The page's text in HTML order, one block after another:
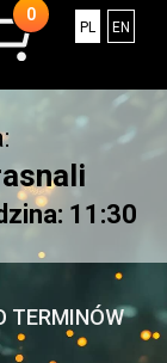
0
0
Łączna
kwota:
0.00
złotych
EN
PL Polski
11:30
TERMINÓW